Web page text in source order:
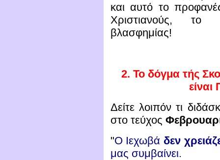
και αυτό το
Χριστιανούς, το
βλασφημίας!
2. Το δόγμα τής
Δείτε λοιπόν τι
στο τεύχος
"Ο Ιεχωβά δεν
μας συμβαίνει.